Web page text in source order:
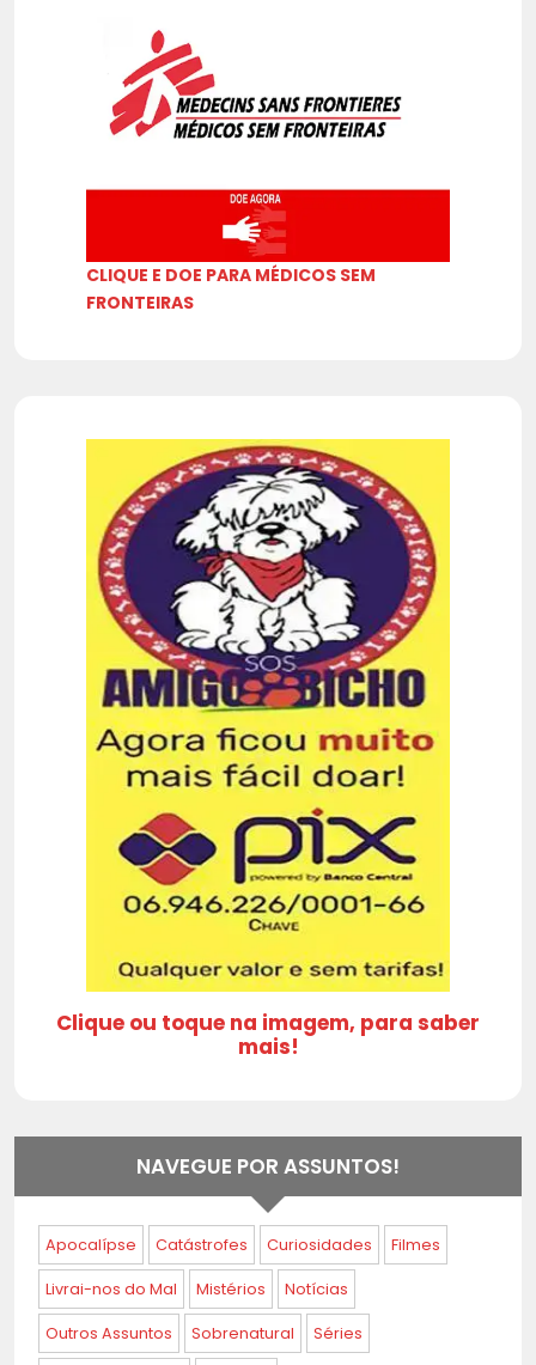
CLIQUE E DOE PARA MÉDICOS SEM
FRONTEIRAS
Clique ou toque na imagem, para saber
mais!
NAVEGUE POR ASSUNTOS!
Apocalípse Catástrofes Curiosidades Filmes
Livrai-nos do Mal Mistérios Notícias
Outros Assuntos Sobrenatural Séries